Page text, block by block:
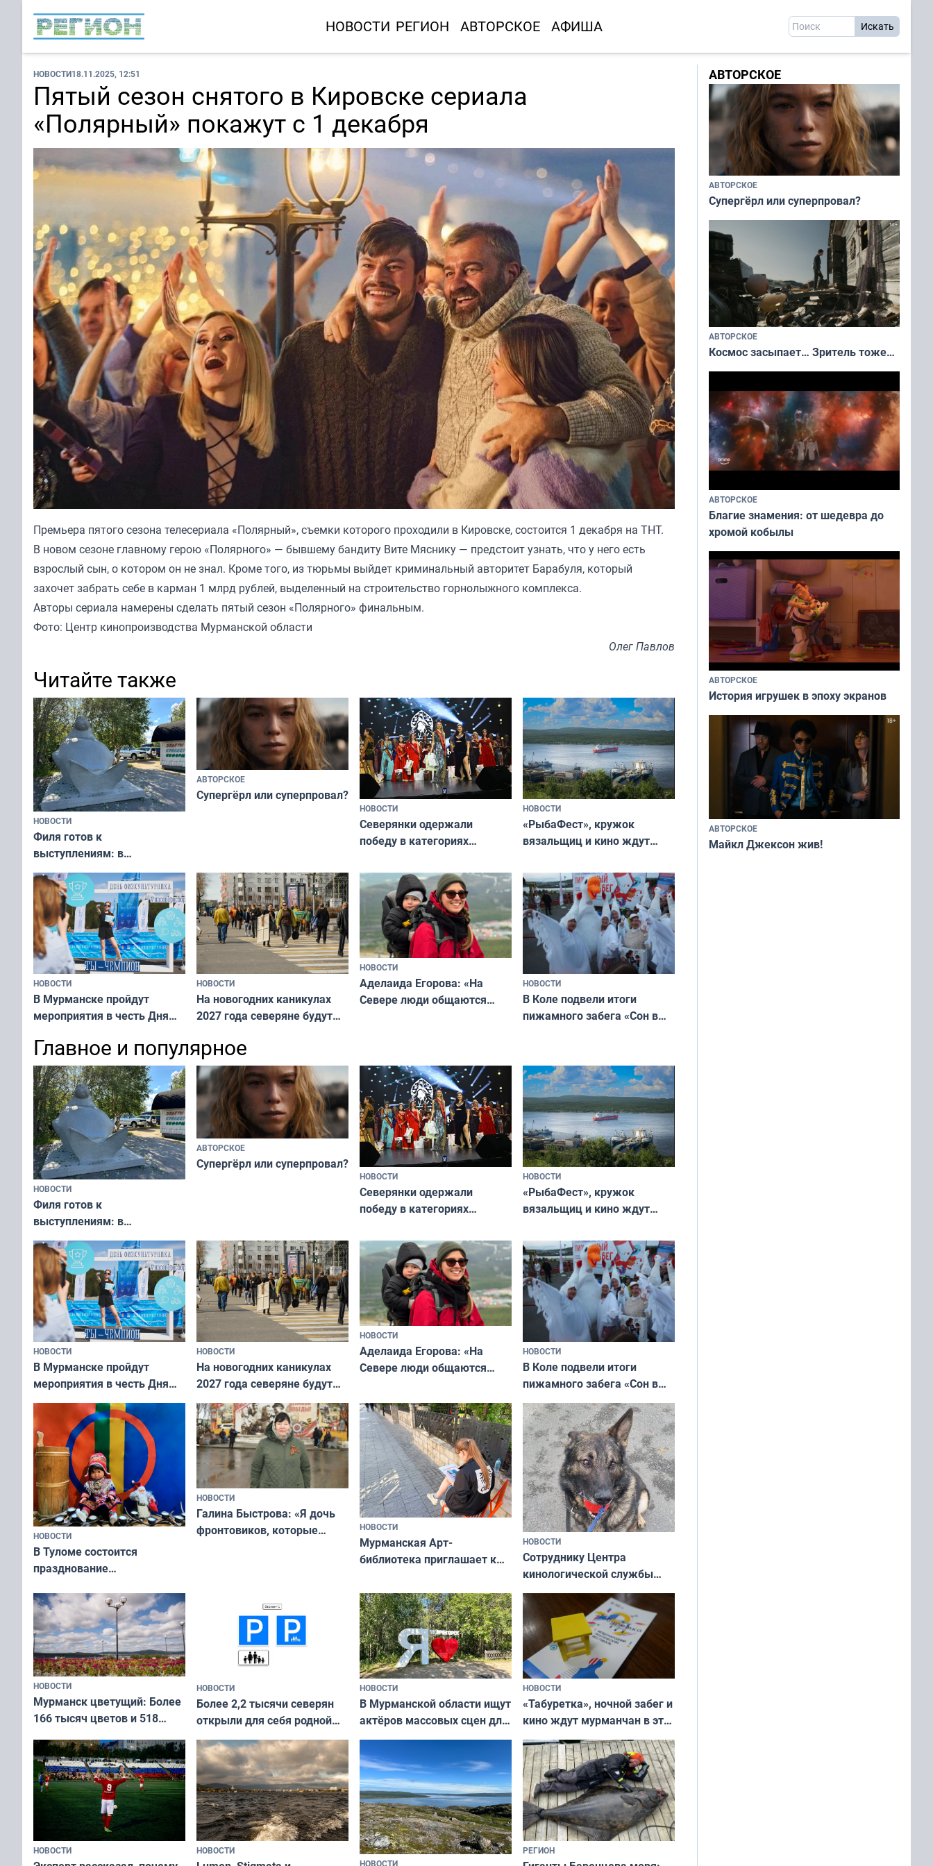
НОВОСТИ РЕГИОН АВТОРСКОЕ АФИША
НОВОСТИ18.11.2025, 12:51
Пятый сезон снятого в Кировске сериала
«Полярный» покажут с 1 декабря
Премьера пятого сезона телесериала «Полярный», съемки которого проходили в Кировске, состоится 1 декабря на ТНТ.
В новом сезоне главному герою «Полярного» — бывшему бандиту Вите Мяснику — предстоит узнать, что у него есть
взрослый сын, о котором он не знал. Кроме того, из тюрьмы выйдет криминальный авторитет Барабуля, который
захочет забрать себе в карман 1 млрд рублей, выделенный на строительство горнолыжного комплекса.
Авторы сериала намерены сделать пятый сезон «Полярного» финальным.
Фото: Центр кинопроизводства Мурманской области
Олег Павлов
Читайте также
НОВОСТИ
Филя готов к
выступлениям: в
мурманском океанариуме
рассказали о состоянии
тюленей
АВТОРСКОЕ
Супергёрл или суперпровал?
НОВОСТИ
Северянки одержали
победу в категориях
«Мисс и Миссис Великая
Русь»
НОВОСТИ
«РыбаФест», кружок
вязальщиц и кино ждут
НОВОСТИ
В Мурманске пройдут
мероприятия в честь Дня
НОВОСТИ
На новогодних каникулах
2027 года северяне будут
НОВОСТИ
Аделаида Егорова: «На
Севере люди общаются
НОВОСТИ
В Коле подвели итоги
пижамного забега «Сон в
Главное и популярное
НОВОСТИ
Филя готов к
выступлениям: в
мурманском океанариуме
рассказали о состоянии
тюленей
АВТОРСКОЕ
Супергёрл или суперпровал?
НОВОСТИ
Северянки одержали
победу в категориях
«Мисс и Миссис Великая
Русь»
НОВОСТИ
«РыбаФест», кружок
вязальщиц и кино ждут
НОВОСТИ
В Мурманске пройдут
мероприятия в честь Дня
физкультурника
НОВОСТИ
На новогодних каникулах
2027 года северяне будут
отдыхать 11 дней
НОВОСТИ
Аделаида Егорова: «На
Севере люди общаются
а потому что
ты им интересен»
НОВОСТИ
В Коле подвели итоги
пижамного забега «Сон в
Олимпийскую ночь»
НОВОСТИ
В Туломе состоится
празднование
коренных народов мира
НОВОСТИ
Галина Быстрова: «Я дочь
фронтовиков, которые
НОВОСТИ
Мурманская Арт-
библиотека приглашает к
и фотографов
НОВОСТИ
Сотруднику Центра
кинологической службы
ищут новый дом
НОВОСТИ
Мурманск цветущий: Более
166 тысяч цветов и 518
НОВОСТИ
Более 2,2 тысячи северян
открыли для себя родной
край в рамках проекта
«Туризм для своих»
НОВОСТИ
В Мурманской области ищут
актёров массовых сцен для
съёмок в
короткометражном фильме
НОВОСТИ
«Табуретка», ночной забег и
кино ждут мурманчан в эти
выходные
НОВОСТИ НОВОСТИ
НОВОСТИ
РЕГИОН
АВТОРСКОЕ
АВТОРСКОЕ
Супергёрл или суперпровал?
АВТОРСКОЕ
Космос засыпает… Зритель тоже…
АВТОРСКОЕ
Благие знамения: от шедевра до
хромой кобылы
АВТОРСКОЕ
История игрушек в эпоху экранов
АВТОРСКОЕ
Майкл Джексон жив!